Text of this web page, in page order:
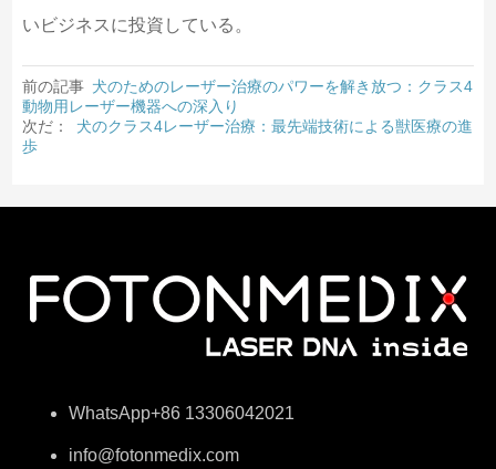
いビジネスに投資している。
前の記事 犬のためのレーザー治療のパワーを解き放つ：クラス4
動物用レーザー機器への深入り
次だ：
犬のクラス4レーザー治療：最先端技術による獣医療の進
歩
WhatsApp+86 13306042021
info@fotonmedix.com